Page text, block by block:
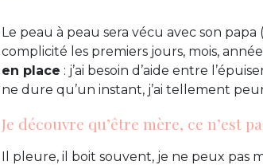
Le peau à peau sera vécu avec son
complicité les premiers jours, mois,
en place : j’ai besoin d’aide entre
ne dure qu’un instant, j’ai tellement
Je découvre qu’être mère, ce n’est
Il pleure, il boit souvent, je ne peux pas